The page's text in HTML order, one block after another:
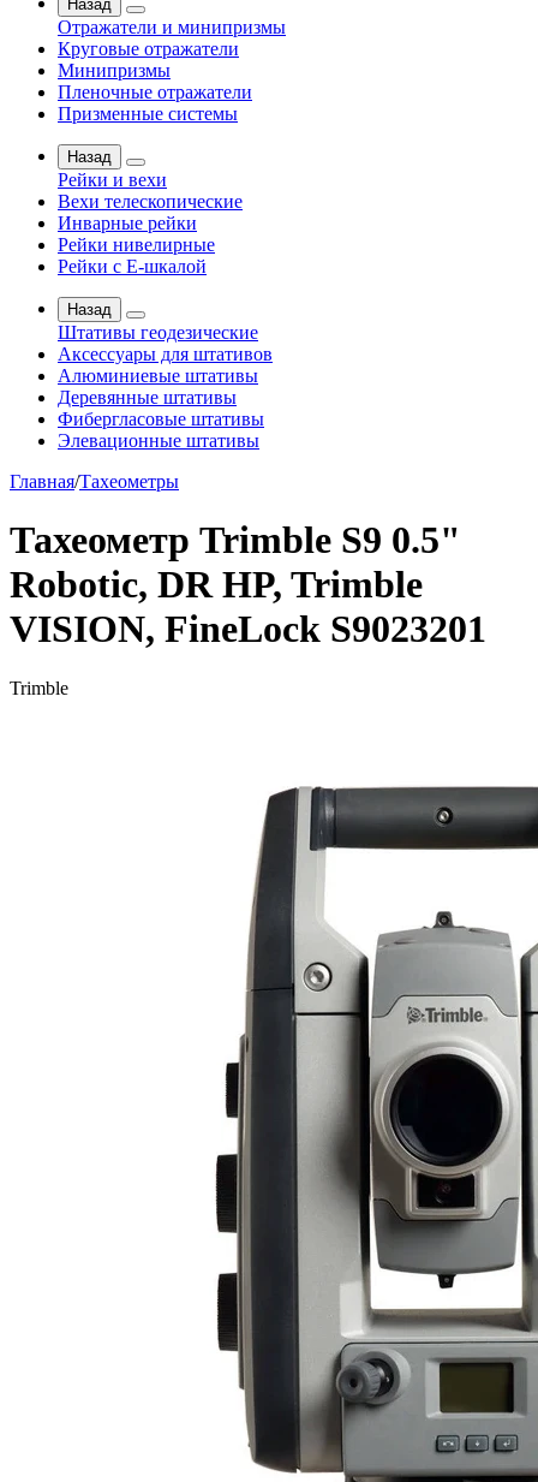
Назад
Отражатели и минипризмы
Круговые отражатели
Минипризмы
Пленочные отражатели
Призменные системы
Назад
Рейки и вехи
Вехи телескопические
Инварные рейки
Рейки нивелирные
Рейки с Е-шкалой
Назад
Штативы геодезические
Аксессуары для штативов
Алюминиевые штативы
Деревянные штативы
Фибергласовые штативы
Элевационные штативы
Главная/Тахеометры
Тахеометр Trimble S9 0.5"
Robotic, DR HP, Trimble
VISION, FineLock S9023201
Trimble